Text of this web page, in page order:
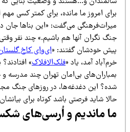
امروز ما مانده، برای کمتر کسی مهم
می‌گفت: «این بناها جان
نگران آنها هم باشیم.» چند نفر وقتی به
خودشان گفتند: «ای‌وای کاخ گلستان!»
آمد، یاد «فلک‌الافلاک» افتادند؟ یا
بی‌امان تهران چند مدرسه و خانه
این دغدغه‌ها، در روزهای جنگ مجال
شاید فرصتی باشد کوتاه برای بیانشان.
ماندیم و اُرسی‌های شکسته